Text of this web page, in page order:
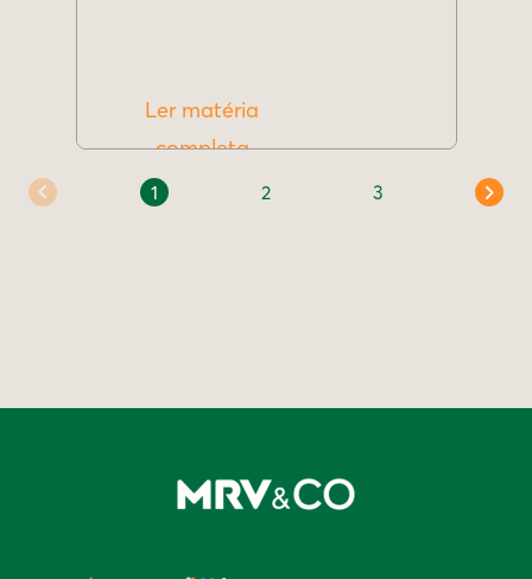
Ler matéria
completa
1 2 3